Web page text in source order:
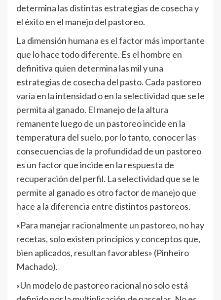
determina las distintas estrategias de cosecha y
el éxito en el manejo del pastoreo.
La dimensión humana es el factor más importante
que lo hace todo diferente. Es el hombre en
definitiva quien determina las mil y una
estrategias de cosecha del pasto. Cada pastoreo
varía en la intensidad o en la selectividad que se le
permita al ganado. El manejo de la altura
remanente luego de un pastoreo incide en la
temperatura del suelo, por lo tanto, conocer las
consecuencias de la profundidad de un pastoreo
es un factor que incide en la respuesta de
recuperación del perfil. La selectividad que se le
permite al ganado es otro factor de manejo que
hace a la diferencia entre distintos pastoreos.
«Para manejar racionalmente un pastoreo, no hay
recetas, solo existen principios y conceptos que,
bien aplicados, resultan favorables» (Pinheiro
Machado).
«Un modelo de pastoreo racional no solo está